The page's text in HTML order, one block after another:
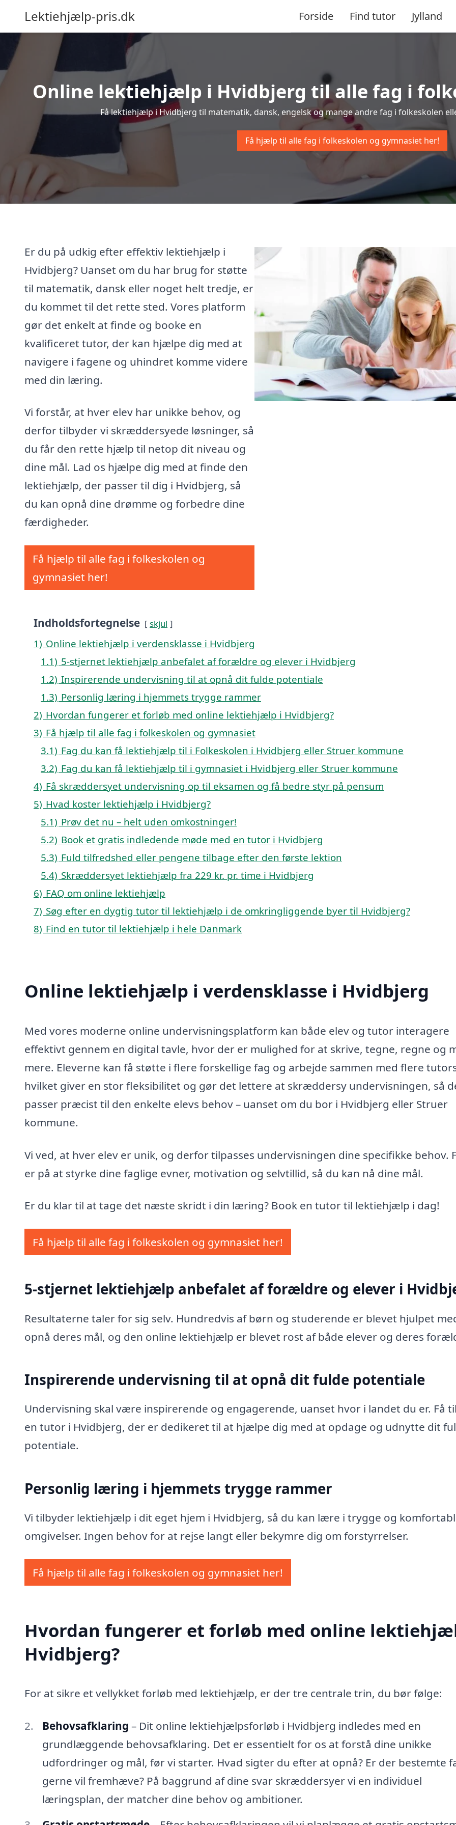
Lektiehjælp-pris.dk Forside Find tutor Jylland
Online lektiehjælp i Hvidbjerg til alle fag i
Få lektiehjælp i Hvidbjerg til matematik, dansk, engelsk og mange andre fag i folkeskolen
Få hjælp til alle fag i folkeskolen og gymnasiet her!
Er du på udkig efter effektiv lektiehjælp i
Hvidbjerg? Uanset om du har brug for støtte
til matematik, dansk eller noget helt tredje, er
du kommet til det rette sted. Vores platform
gør det enkelt at finde og booke en
kvalificeret tutor, der kan hjælpe dig med at
navigere i fagene og uhindret komme videre
med din læring.
Vi forstår, at hver elev har unikke behov, og
derfor tilbyder vi skræddersyede løsninger, så
du får den rette hjælp til netop dit niveau og
dine mål. Lad os hjælpe dig med at finde den
lektiehjælp, der passer til dig i Hvidbjerg, så
du kan opnå dine drømme og forbedre dine
færdigheder.
Få hjælp til alle fag i folkeskolen og
gymnasiet her!
Indholdsfortegnelse skjul
1) Online lektiehjælp i verdensklasse i Hvidbjerg
1.1) 5-stjernet lektiehjælp anbefalet af forældre og elever i Hvidbjerg
1.2) Inspirerende undervisning til at opnå dit fulde potentiale
1.3) Personlig læring i hjemmets trygge rammer
2) Hvordan fungerer et forløb med online lektiehjælp i Hvidbjerg?
3) Få hjælp til alle fag i folkeskolen og gymnasiet
3.1) Fag du kan få lektiehjælp til i Folkeskolen i Hvidbjerg eller Struer kommune
3.2) Fag du kan få lektiehjælp til i gymnasiet i Hvidbjerg eller Struer kommune
4) Få skræddersyet undervisning op til eksamen og få bedre styr på pensum
5) Hvad koster lektiehjælp i Hvidbjerg?
5.1) Prøv det nu – helt uden omkostninger!
5.2) Book et gratis indledende møde med en tutor i Hvidbjerg
5.3) Fuld tilfredshed eller pengene tilbage efter den første lektion
5.4) Skræddersyet lektiehjælp fra 229 kr. pr. time i Hvidbjerg
6) FAQ om online lektiehjælp
7) Søg efter en dygtig tutor til lektiehjælp i de omkringliggende byer til Hvidbjerg?
8) Find en tutor til lektiehjælp i hele Danmark
Online lektiehjælp i verdensklasse i Hvidbjerg
Med vores moderne online undervisningsplatform kan både elev og tutor interagere
effektivt gennem en digital tavle, hvor der er mulighed for at skrive, tegne, regne og
mere. Eleverne kan få støtte i flere forskellige fag og arbejde sammen med flere
hvilket giver en stor fleksibilitet og gør det lettere at skræddersy undervisningen, så
passer præcist til den enkelte elevs behov – uanset om du bor i Hvidbjerg eller Struer
kommune.
Vi ved, at hver elev er unik, og derfor tilpasses undervisningen dine specifikke behov.
er på at styrke dine faglige evner, motivation og selvtillid, så du kan nå dine mål.
Er du klar til at tage det næste skridt i din læring? Book en tutor til lektiehjælp i dag!
Få hjælp til alle fag i folkeskolen og gymnasiet her!
5-stjernet lektiehjælp anbefalet af forældre og elever i
Resultaterne taler for sig selv. Hundredvis af børn og studerende er blevet hjulpet
opnå deres mål, og den online lektiehjælp er blevet rost af både elever og deres
Inspirerende undervisning til at opnå dit fulde potentiale
Undervisning skal være inspirerende og engagerende, uanset hvor i landet du er. Få
en tutor i Hvidbjerg, der er dedikeret til at hjælpe dig med at opdage og udnytte dit
potentiale.
Personlig læring i hjemmets trygge rammer
Vi tilbyder lektiehjælp i dit eget hjem i Hvidbjerg, så du kan lære i trygge og
omgivelser. Ingen behov for at rejse langt eller bekymre dig om forstyrrelser.
Få hjælp til alle fag i folkeskolen og gymnasiet her!
Hvordan fungerer et forløb med online
Hvidbjerg?
For at sikre et vellykket forløb med lektiehjælp, er der tre centrale trin, du bør følge:
Behovsafklaring – Dit online lektiehjælpsforløb i Hvidbjerg indledes med en
grundlæggende behovsafklaring. Det er essentielt for os at forstå dine unikke
udfordringer og mål, før vi starter. Hvad sigter du efter at opnå? Er der bestemte
gerne vil fremhæve? På baggrund af dine svar skræddersyer vi en individuel
læringsplan, der matcher dine behov og ambitioner.